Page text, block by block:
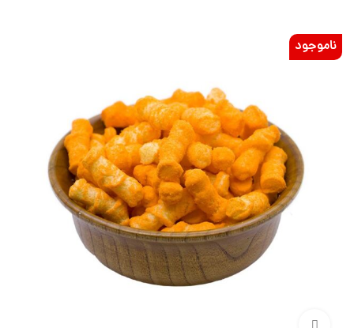
ناموجود